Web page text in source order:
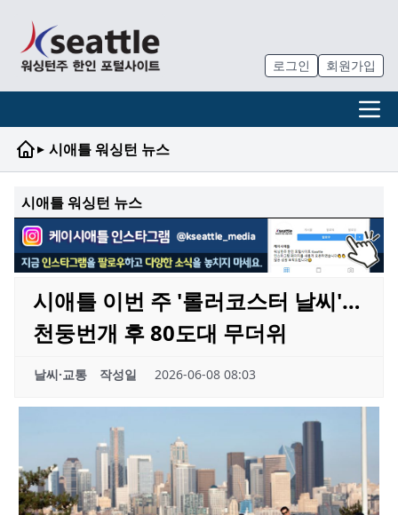
로그인 회원가입
▸ 시애틀 워싱턴 뉴스
시애틀 워싱턴 뉴스
시애틀 이번 주 '롤러코스터 날씨'…
천둥번개 후 80도대 무더위
날씨·교통 작성일 2026-06-08 08:03